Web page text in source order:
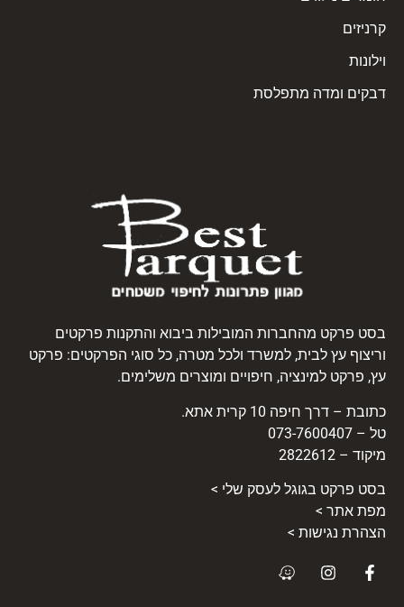
קרניזים
וילונות
דבקים ומדה מתפלסת
בסט פרקט מהחברות המובילות ביבוא והתקנות פרקטים
וריצוף עץ לבית, למשרד ולכל מטרה, כל סוגי הפרקטים: פרקט
עץ, פרקט למינציה, חיפויים ומוצרים משלימים.
כתובת – דרך חיפה 10 קרית אתא.
טל – 073-7600407
מיקוד – 2822612
בסט פרקט בגוגל לעסק שלי >
מפת אתר >
הצהרת נגישות >